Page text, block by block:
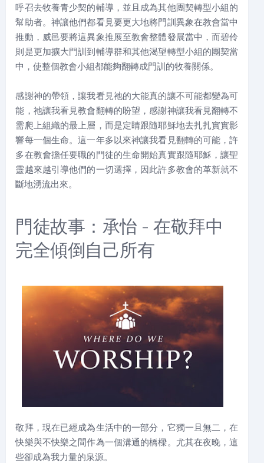
呼召去牧養青少契的輔導，並且成為其他團契轉型小組的
幫助者。神讓他們都看見要更大地將門訓異象在教會當中
推動，威邑要將這異象推展至教會整體發展當中，而碧伶
則是更加擴大門訓到輔導群和其他渴望轉型小組的團契當
中，使整個教會小組都能夠翻轉成門訓的牧養關係。
感謝神的帶領，讓我看見祂的大能真的讓不可能都變為可
能，祂讓我看見教會翻轉的盼望，感謝神讓我看見翻轉不
需爬上組織的最上層，而是定睛跟隨耶穌地去扎扎實實影
響每一個生命。這一年多以來神讓我看見翻轉的可能，許
多在教會擔任要職的門徒的生命開始真實跟隨耶穌，讓聖
靈越來越引導他們的一切選擇，因此許多教會的革新就不
斷地湧流出來。
門徒故事：承怡 - 在敬拜中
完全傾倒自己所有
敬拜，現在已經成為生活中的一部分，它獨一且無二，在
快樂與不快樂之間作為一個溝通的橋樑。尤其在夜晚，這
些卻成為我力量的泉源。